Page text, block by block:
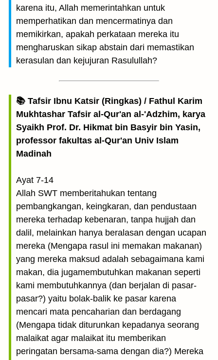
karena itu, Allah memerintahkan untuk
memperhatikan dan mencermatinya dan
memikirkan, apakah perkataan mereka itu
mengharuskan sikap abstain dari memastikan
kerasulan dan kejujuran Rasulullah?
📚 Tafsir Ibnu Katsir (Ringkas) / Fathul Karim
Mukhtashar Tafsir al-Qur'an al-'Adzhim, karya
Syaikh Prof. Dr. Hikmat bin Basyir bin Yasin,
professor fakultas al-Qur'an Univ Islam
Madinah
Ayat 7-14
Allah SWT memberitahukan tentang
pembangkangan, keingkaran, dan pendustaan
mereka terhadap kebenaran, tanpa hujjah dan
dalil, melainkan hanya beralasan dengan ucapan
mereka (Mengapa rasul ini memakan makanan)
yang mereka maksud adalah sebagaimana kami
makan, dia jugamembutuhkan makanan seperti
kami membutuhkannya (dan berjalan di pasar-
pasar?) yaitu bolak-balik ke pasar karena
mencari mata pencaharian dan berdagang
(Mengapa tidak diturunkan kepadanya seorang
malaikat agar malaikat itu memberikan
peringatan bersama-sama dengan dia?) Mereka